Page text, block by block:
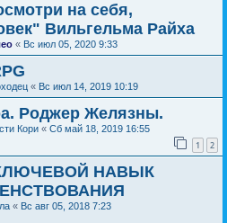
на себя,
Вильгельма Райха
« Вс июл 05, 2020 9:33
« Вс июл 14, 2019 10:19
Роджер Желязны.
Кори « Сб май 18, 2019 16:55
1 2
КЛЮЧЕВОЙ НАВЫК
« Вс авг 05, 2018 7:23